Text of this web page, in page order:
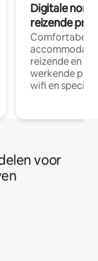
Digitale
reizende
Comfortabele
reizende en
werkende
wifi en
voor